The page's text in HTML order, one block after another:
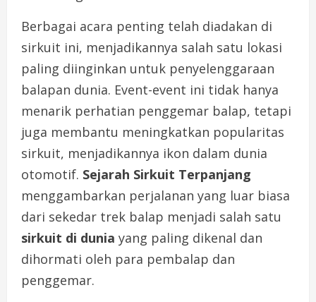
Berbagai acara penting telah diadakan di
sirkuit ini, menjadikannya salah satu lokasi
paling diinginkan untuk penyelenggaraan
balapan dunia. Event-event ini tidak hanya
menarik perhatian penggemar balap, tetapi
juga membantu meningkatkan popularitas
sirkuit, menjadikannya ikon dalam dunia
otomotif. Sejarah Sirkuit Terpanjang
menggambarkan perjalanan yang luar biasa
dari sekedar trek balap menjadi salah satu
sirkuit di dunia yang paling dikenal dan
dihormati oleh para pembalap dan
penggemar.